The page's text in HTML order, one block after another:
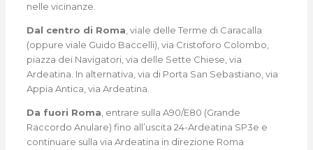
nelle vicinanze.
Dal centro di Roma , viale delle Terme di Caracalla
(oppure viale Guido Baccelli), via Cristoforo Colombo,
piazza dei Navigatori, via delle Sette Chiese, via
Ardeatina. In alternativa, via di Porta San Sebastiano, via
Appia Antica, via Ardeatina.
Da fuori Roma , entrare sulla A90/E80 (Grande
Raccordo Anulare) fino all’uscita 24-Ardeatina SP3e e
continuare sulla via Ardeatina in direzione Roma